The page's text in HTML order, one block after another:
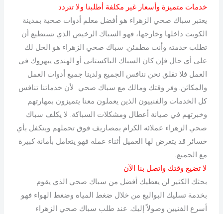
خدمات متميزة وأسعار غير مكلفة أطلبنا ولا تتردد
يعتبر سباك صحي الزهراء هو أفضل معلم أدوات صحية بمدينة
الكويت داخلها وخارجها، فهو السباك الرخيص الذي تستطيع أن
تطلب خدمته وأنت مطمئن. سباك صحي الزهراء هو الحل لك
على أي حال فإن كان السباك الباكستاني أو الهندي يبهروك في
العمل فلا تقلق نحن ننافس الجميع ولدينا جميع أدوات العمل
والمكائن. وفر وقتك ومالك مع سباك صحي لأن خدماتنا تنافس
كل الخدمات والفنييون الذين يعملون معنا يتميزون بمهارتهم
وخبرتهم في صيانة أعطال ومشكلات السباكة. لا يكلف سباك
صحي الزهراء عملائه الكرام بمصاريف فوق تحملهم ويتكفل بأي
خسائر قد يتعرض لها العميل أثناء عمله فهو يتعامل بأمانة كبيرة
مع الجميع.
لا تضيع وقتك واتصل بنا الآن
بحثك الكثير لن يعطيك أفضل من سباك صحي الذي يقوم
بخدمة تسليك البواليع من خلال ضغط المياه وضغط الهواء فهو
أسرع الفنيين وصولاً إليك. عند طلب سباك صحي الزهراء